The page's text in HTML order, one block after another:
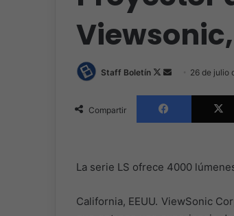
Staff Boletín
Follow
X
Send 26 de julio
Compartir
Facebook
La serie LS ofrece 4000
California, EEUU. ViewSonic